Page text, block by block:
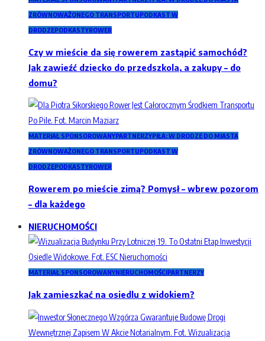
ZRÓWNOWAŻONEGO TRANSPORTUPODKAST W
DRODZEPODKASTYROWER
Czy w mieście da się rowerem zastąpić samochód?
Jak zawieźć dziecko do przedszkola, a zakupy – do
domu?
MATERIAŁ SPONSOROWANYPARTNERZYPIŁA: W DRODZE DO MIASTA
ZRÓWNOWAŻONEGO TRANSPORTUPODKAST W
DRODZEPODKASTYROWER
Rowerem po mieście zimą? Pomysł – wbrew pozorom
– dla każdego
NIERUCHOMOŚCI
MATERIAŁ SPONSOROWANYNIERUCHOMOŚCIPARTNERZY
Jak zamieszkać na osiedlu z widokiem?